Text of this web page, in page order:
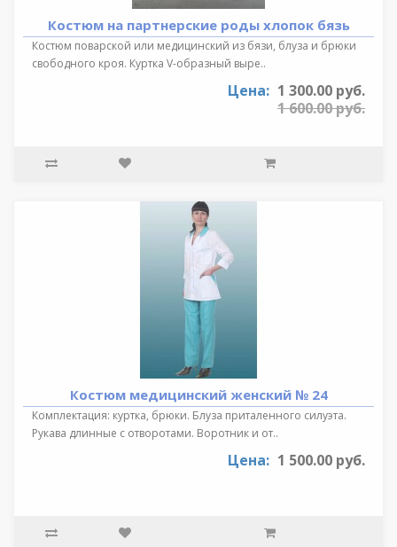
Костюм на партнерские роды хлопок бязь
Костюм поварской или медицинский из бязи, блуза и брюки
свободного кроя. Куртка V-образный выре..
Цена: 1 300.00 руб.
1 600.00 руб.
Костюм медицинский женский № 24
Комплектация: куртка, брюки. Блуза приталенного силуэта.
Рукава длинные с отворотами. Воротник и от..
Цена: 1 500.00 руб.